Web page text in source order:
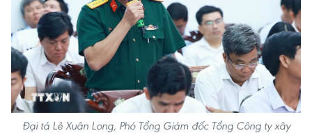
Đại tá Lê Xuân Long, Phó Tổng Giám đốc Tổng Công ty xây